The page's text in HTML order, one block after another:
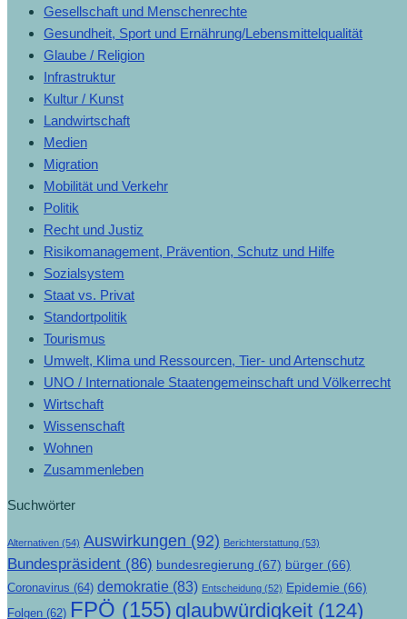
Gesellschaft und Menschenrechte
Gesundheit, Sport und Ernährung/Lebensmittelqualität
Glaube / Religion
Infrastruktur
Kultur / Kunst
Landwirtschaft
Medien
Migration
Mobilität und Verkehr
Politik
Recht und Justiz
Risikomanagement, Prävention, Schutz und Hilfe
Sozialsystem
Staat vs. Privat
Standortpolitik
Tourismus
Umwelt, Klima und Ressourcen, Tier- und Artenschutz
UNO / Internationale Staatengemeinschaft und Völkerrecht
Wirtschaft
Wissenschaft
Wohnen
Zusammenleben
Suchwörter
Alternativen (54) Auswirkungen (92) Berichterstattung (53)
Bundespräsident (86) bundesregierung (67) bürger (66)
Coronavirus (64) demokratie (83) Entscheidung (52) Epidemie (66)
Folgen (62) FPÖ (155) glaubwürdigkeit (124)